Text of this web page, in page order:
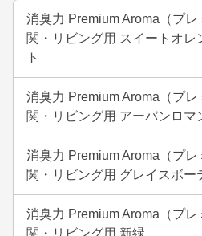
消臭力 Premium Aroma（プ
関・リビング用 スイートオレ
ト
消臭力 Premium Aroma（プ
関・リビング用 アーバンロマ
消臭力 Premium Aroma（プ
関・リビング用 グレイスボー
消臭力 Premium Aroma（プ
関・リビング用 新緑